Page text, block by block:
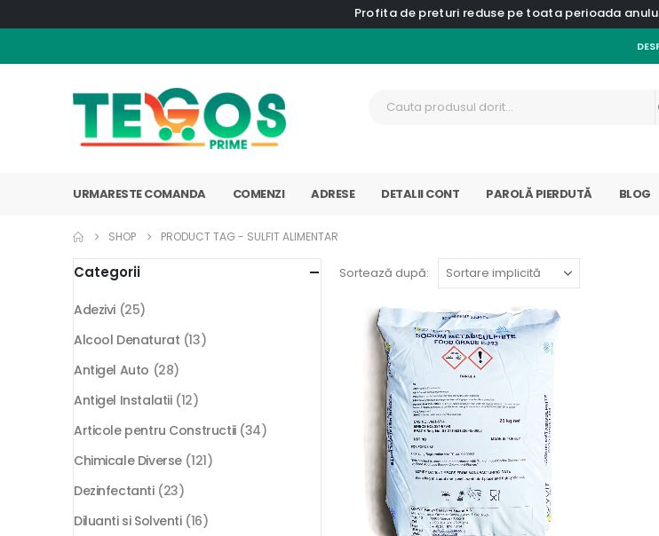
Profita de preturi reduse pe toata perioada
URMARESTE COMANDA COMENZI ADRESE DETALII CONT PAROLĂ PIERDUTĂ BLOG
SHOP PRODUCT TAG - SULFIT ALIMENTAR
Sortează după:
Categorii
Adezivi (25)
Alcool Denaturat (13)
Antigel Auto (28)
Antigel Instalatii (12)
Articole pentru Constructii (34)
Chimicale Diverse (121)
Dezinfectanti (23)
Diluanti si Solventi (16)